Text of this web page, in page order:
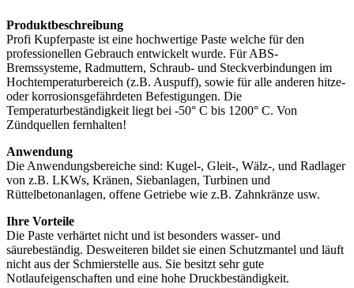
Produktbeschreibung
Profi Kupferpaste ist eine hochwertige Paste welche für den
professionellen Gebrauch entwickelt wurde. Für ABS-
Bremssysteme, Radmuttern, Schraub- und Steckverbindungen im
Hochtemperaturbereich (z.B. Auspuff), sowie für alle anderen hitze-
oder korrosionsgefährdeten Befestigungen. Die
Temperaturbeständigkeit liegt bei -50° C bis 1200° C. Von
Zündquellen fernhalten!
Anwendung
Die Anwendungsbereiche sind: Kugel-, Gleit-, Wälz-, und Radlager
von z.B. LKWs, Kränen, Siebanlagen, Turbinen und
Rüttelbetonanlagen, offene Getriebe wie z.B. Zahnkränze usw.
Ihre Vorteile
Die Paste verhärtet nicht und ist besonders wasser- und
säurebeständig. Desweiteren bildet sie einen Schutzmantel und läuft
nicht aus der Schmierstelle aus. Sie besitzt sehr gute
Notlaufeigenschaften und eine hohe Druckbeständigkeit.